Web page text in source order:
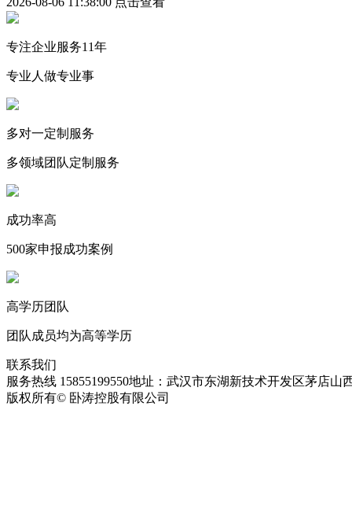
专注企业服务11年
专业人做专业事
多对一定制服务
多领域团队定制服务
成功率高
500家申报成功案例
高学历团队
团队成员均为高等学历
联系我们
服务热线 15855199550地址：武汉市东湖新技术开发区茅店山
版权所有© 卧涛控股有限公司